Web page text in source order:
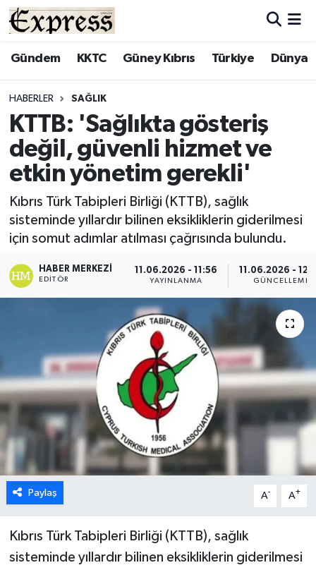
Gündem KKTC Güney Kıbrıs Türkiye Dünya
HABERLER SAĞLIK
KTTB: 'Sağlıkta gösteriş
değil, güvenli hizmet ve
etkin yönetim gerekli'
Kıbrıs Türk Tabipleri Birliği (KTTB), sağlık
sisteminde yıllardır bilinen eksikliklerin giderilmesi
için somut adımlar atılması çağrısında bulundu.
HABER MERKEZI
EDITÖR
11.06.2026 - 11:56
YAYINLANMA
11.06.2026 -
GÜNCELLEME
Paylaş A- A+
Kıbrıs Türk Tabipleri Birliği (KTTB), sağlık
sisteminde yıllardır bilinen eksikliklerin giderilmesi
ALAYKÖY
BİLİM
ÇATALKÖY
DÜNYA
EĞİTİM
EKONOMİ
GAZİMAĞUSA
GİRNE
GÜNDEM
GÜNEY KIBRIS
KÜLTÜR SANAT
Hava Durumu
Süper Lig Puan Durumu ve Fikstür
Tüm Manşetler
Son Dakika Haberleri
Haber Arşivi